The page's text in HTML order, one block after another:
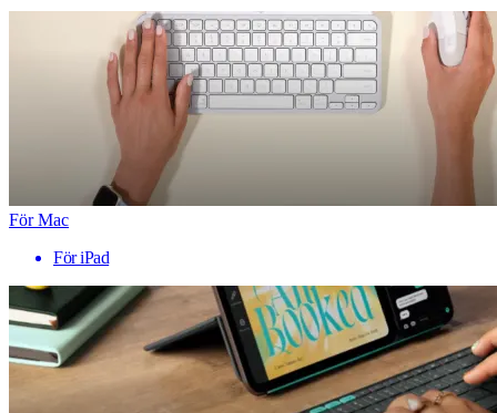
För Mac
För iPad